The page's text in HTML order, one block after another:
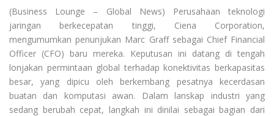
(Business Lounge – Global News) Perusahaan teknologi
jaringan berkecepatan tinggi, Ciena Corporation,
mengumumkan penunjukan Marc Graff sebagai Chief Financial
Officer (CFO) baru mereka. Keputusan ini datang di tengah
lonjakan permintaan global terhadap konektivitas berkapasitas
besar, yang dipicu oleh berkembang pesatnya kecerdasan
buatan dan komputasi awan. Dalam lanskap industri yang
sedang berubah cepat, langkah ini dinilai sebagai bagian dari